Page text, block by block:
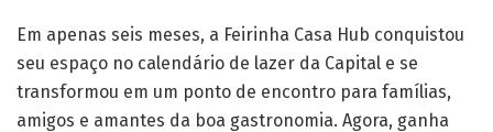
Em apenas seis meses, a Feirinha Casa Hub conquistou
seu espaço no calendário de lazer da Capital e se
transformou em um ponto de encontro para famílias,
amigos e amantes da boa gastronomia. Agora, ganha